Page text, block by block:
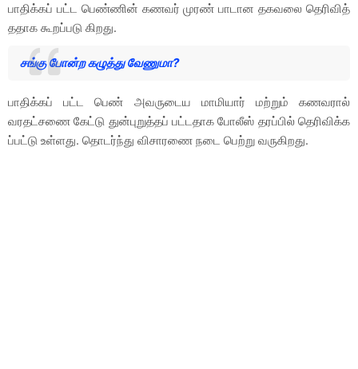
பாதிக்கப் பட்ட பெண்ணின் கணவர் முரண் பாடான தகவலை தெரிவித்
ததாக கூறப்படு கிறது.
சங்கு போன்ற கழுத்து வேணுமா?
பாதிக்கப் பட்ட பெண் அவருடைய மாமியார் மற்றும் கணவரால்
வரதட்சணை கேட்டு துன்புறுத்தப் பட்டதாக போலீஸ் தரப்பில் தெரிவிக்க
ப்பட்டு உள்ளது. தொடர்ந்து விசாரணை நடை பெற்று வருகிறது.